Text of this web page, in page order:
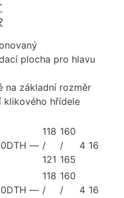
plocha pro hlavu
na základní rozměr
klikového hřídele
—
118
/
121
160
/
165
4 16
—
118
/
160
/
4 16